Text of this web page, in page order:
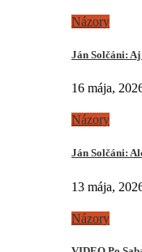
Názory
Ján Solčáni:
16 mája,
Názory
Ján Solčáni:
13 mája,
Názory